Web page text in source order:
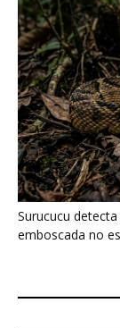
Últimas noticias